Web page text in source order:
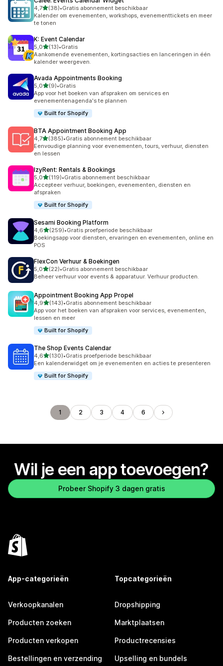
4,7van 5 sterren
(38)
38 recensies in totaal
•Gratis abonnement beschikbaar
Kalender om evenementen, workshops, evenementtickets en meer
te tonen
K: Event Calendar
5,0van 5 sterren
(13)
13 recensies in totaal
•Gratis
Aankomende evenementen, kortingsacties en lanceringen in één
kalender weergeven.
Avada Appointments Booking
5,0van 5 sterren
(9)
9 recensies in totaal
•Gratis
App voor het boeken van afspraken om services en
evenementenagenda's te plannen
Built for Shopify
BTA Appointment Booking App
4,7van 5 sterren
(385)
385 recensies in totaal
•Gratis abonnement beschikbaar
Eenvoudige planning voor evenementen, tours, verhuur, diensten
en lessen
IzyRent: Rentals & Bookings
5,0van 5 sterren
(119)
119 recensies in totaal
•Gratis abonnement beschikbaar
Accepteer verhuur, boekingen, evenementen, diensten en
afspraken
Built for Shopify
Sesami Booking Platform
4,6van 5 sterren
(259)
259 recensies in totaal
•Gratis proefperiode beschikbaar
Boekingsapp voor diensten, ervaringen en evenementen, online en
POS
FlexCon Verhuur & Boekingen
5,0van 5 sterren
(22)
22 recensies in totaal
•Gratis abonnement beschikbaar
Beheer verhuur voor events & apparatuur. Verhuur producten.
Appointment Booking App Propel
4,9van 5 sterren
(143)
143 recensies in totaal
•Gratis abonnement beschikbaar
App voor het boeken van afspraken voor services, evenementen,
lessen en meer
Built for Shopify
The Shop Events Calendar
4,6van 5 sterren
(130)
130 recensies in totaal
•Gratis proefperiode beschikbaar
Een kalenderwidget om je evenementen en acties te presenteren
Built for Shopify
1 2 3 4 6
Wil je een app toevoegen?
Probeer Shopify 3 dagen gratis
App-categorieën
Verkoopkanalen
Producten zoeken
Producten verkopen
Bestellingen en verzending
Topcategorieën
Dropshipping
Marktplaatsen
Productrecensies
Upselling en bundels